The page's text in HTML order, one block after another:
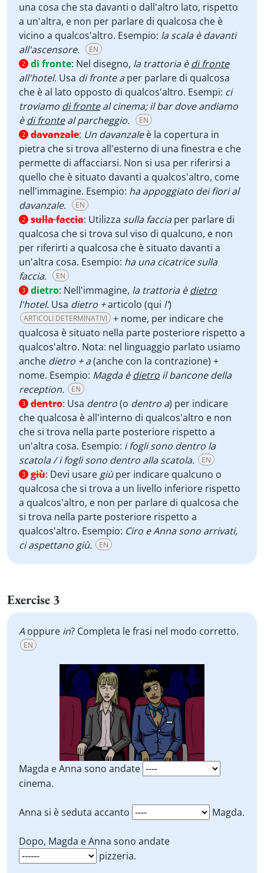
una cosa che sta davanti o dall'altro lato, rispetto
a un'altra, e non per parlare di qualcosa che è
vicino a qualcos'altro. Esempio: la scala è davanti
all'ascensore.
EN
2 di fronte: Nel disegno, la trattoria èdi fronte
all'hotel. Usa di fronte aper parlare di qualcosa
che è al lato opposto di qualcos'altro. Esempi: ci
troviamo di fronteal cinema; il bar dove andiamo
èdi fronteal parcheggio. EN
2 davanzale: Un davanzaleè la copertura in
pietra che si trova all'esterno di una finestra e che
permette di affacciarsi. Non si usa per riferirsi a
quello che è situato davanti a qualcos'altro, come
nell'immagine. Esempio: ha appoggiato dei fiori al
davanzale.
EN
2 sulla faccia: Utilizza sulla facciaper parlare di
qualcosa che si trova sul viso di qualcuno, e non
per riferirti a qualcosa che è situato davanti a
un'altra cosa. Esempio: ha una cicatrice sulla
faccia.
EN
3 dietro: Nell'immagine, la trattoria èdietro
l'hotel. Usa dietro +articolo (qui l')
ARTICOLI DETERMINATIVI
+ nome, per indicare che
qualcosa è situato nella parte posteriore rispetto a
qualcos'altro. Nota: nel linguaggio parlato usiamo
anche dietro + a(anche con la contrazione) +
nome. Esempio: Magda èdietro il bancone della
reception.
EN
3 dentro: Usa dentro(o dentro a) per indicare
che qualcosa è all'interno di qualcos'altro e non
che si trova nella parte posteriore rispetto a
un'altra cosa. Esempio: i fogli sono dentro la
scatola / i fogli sono dentro alla scatola.
EN
3 giù: Devi usare giùper indicare qualcuno o
qualcosa che si trova a un livello inferiore rispetto
a qualcos'altro, e non per parlare di qualcosa che
si trova nella parte posteriore rispetto a
qualcos'altro. Esempio: Ciro e Anna sono arrivati,
ci aspettano giù.
EN
Exercise 3
A oppure in? Completa le frasi nel modo corretto.
EN
Magda e Anna sono andate
cinema.
Anna si è seduta accanto Magda.
Dopo, Magda e Anna sono andate
pizzeria.